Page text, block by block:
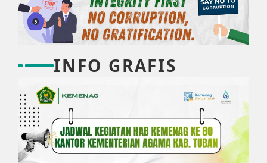
INFO GRAFIS